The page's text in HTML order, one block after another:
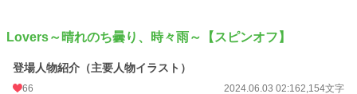
Lovers～晴れのち曇り、時々雨～【スピンオフ】
登場人物紹介（主要人物イラスト）
66 2024.06.03 02:162,154文字